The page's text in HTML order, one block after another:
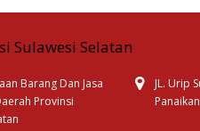
Sulawesi Selatan
Barang Dan Jasa
Provinsi
JL. Urip